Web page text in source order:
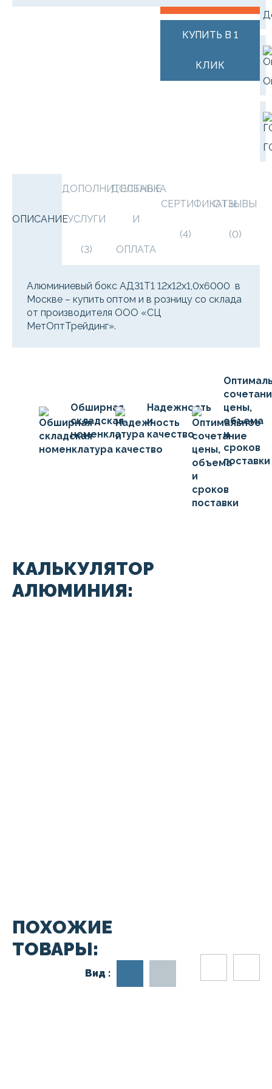
КУПИТЬ В 1
КЛИК
ОПИСАНИЕ
ДОПОЛНИТЕЛЬНЫЕ
УСЛУГИ
(3)
ДОСТАВКА
И
ОПЛАТА
СЕРТИФИКАТЫ
(4)
ОТЗЫВЫ
(0)
Алюминиевый бокс АД31Т1 12х12х1,0х6000 в
Москве – купить оптом и в розницу со склада
от производителя ООО «СЦ
МетОптТрейдинг».
Обширная
складская
номенклатура
Надежность
и
качество
цены,
объема
и
сроков
поставки
КАЛЬКУЛЯТОР
АЛЮМИНИЯ:
ПОХОЖИЕ
ТОВАРЫ:
Вид :